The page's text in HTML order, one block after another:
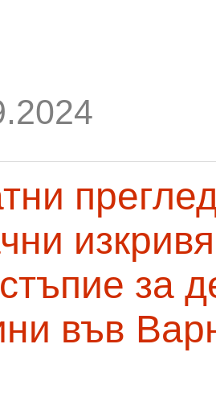
за
във